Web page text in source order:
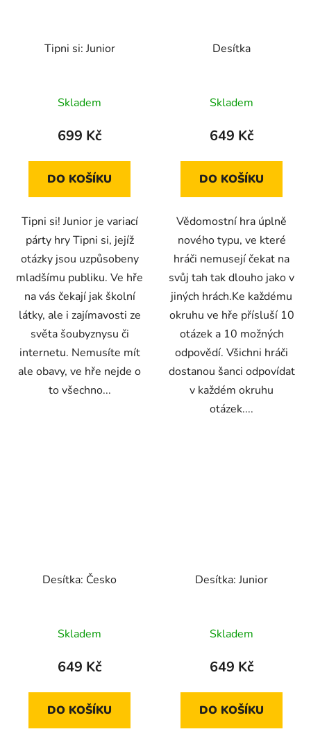
Tipni si: Junior
Skladem
699 Kč
DO KOŠÍKU
Tipni si! Junior je variací
párty hry Tipni si, jejíž
otázky jsou uzpůsobeny
mladšímu publiku. Ve hře
na vás čekají jak školní
látky, ale i zajímavosti ze
světa šoubyznysu či
internetu. Nemusíte mít
ale obavy, ve hře nejde o
to všechno...
Desítka
Skladem
649 Kč
DO KOŠÍKU
Vědomostní hra úplně
nového typu, ve které
hráči nemusejí čekat na
svůj tah tak dlouho jako v
jiných hrách.Ke každému
okruhu ve hře přísluší 10
otázek a 10 možných
odpovědí. Všichni hráči
dostanou šanci odpovídat
v každém okruhu
otázek....
Desítka: Česko
Skladem
649 Kč
DO KOŠÍKU
Desítka: Junior
Skladem
649 Kč
DO KOŠÍKU